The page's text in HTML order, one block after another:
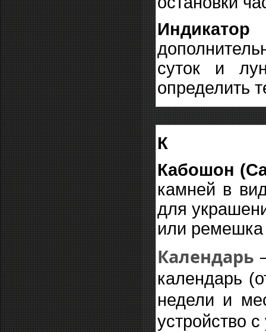
суток и
определить
К
Кабошон
камней в
для
или ремешка
Календарь
календарь
недели и
устройство